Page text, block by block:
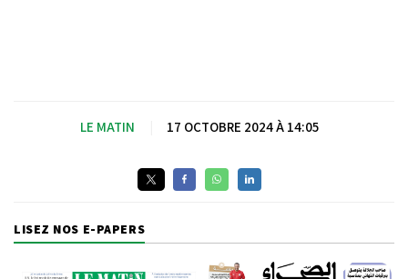
LE MATIN 17 OCTOBRE 2024 À 14:05
LISEZ NOS E-PAPERS